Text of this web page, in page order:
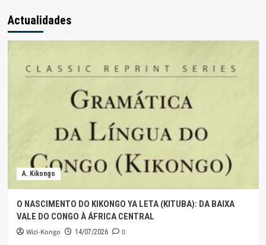
Actualidades
A. Kikongo
O NASCIMENTO DO KIKONGO YA LETA (KITUBA): DA BAIXA
VALE DO CONGO À ÁFRICA CENTRAL
Wizi-Kongo 14/07/2026 0